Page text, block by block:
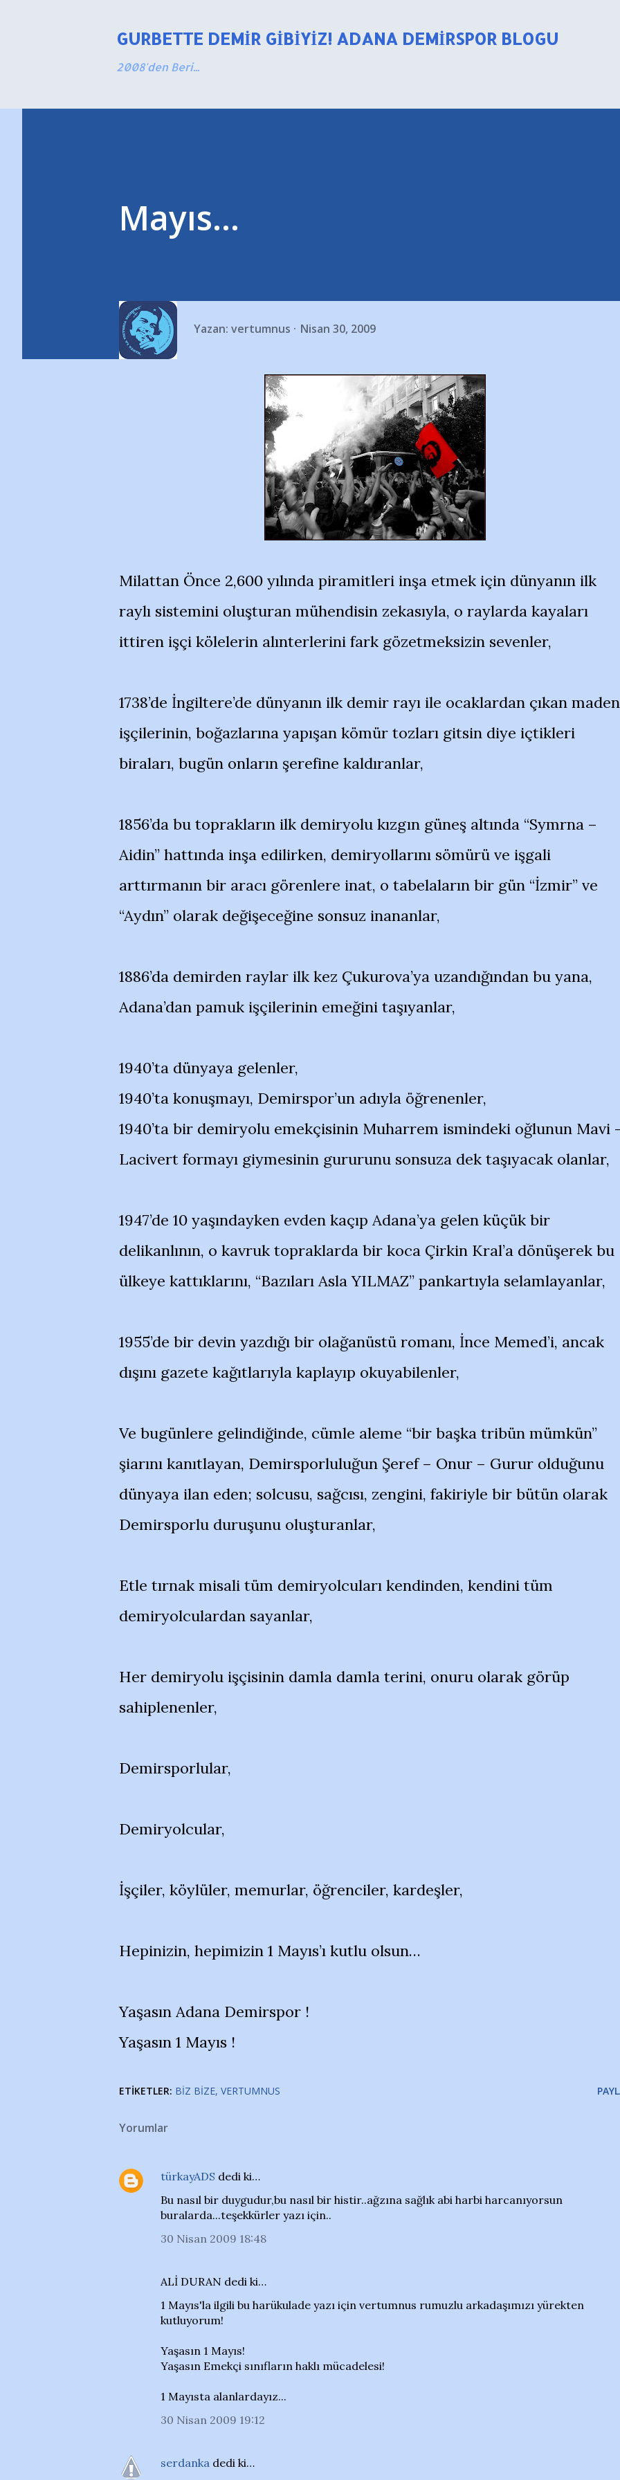
GURBETTE DEMIR GIBIYIZ! ADANA DEMIRSPOR BLOGU
2008'den Beri...
Mayıs...
Yazan: vertumnus Nisan 30, 2009
Milattan Önce 2,600 yılında piramitleri inşa etmek için dünyanın ilk
raylı sistemini oluşturan mühendisin zekasıyla, o raylarda kayaları
ittiren işçi kölelerin alınterlerini fark gözetmeksizin sevenler,
1738’de İngiltere’de dünyanın ilk demir rayı ile ocaklardan çıkan maden
işçilerinin, boğazlarına yapışan kömür tozları gitsin diye içtikleri
biraları, bugün onların şerefine kaldıranlar,
1856’da bu toprakların ilk demiryolu kızgın güneş altında “Symrna –
Aidin” hattında inşa edilirken, demiryollarını sömürü ve işgali
arttırmanın bir aracı görenlere inat, o tabelaların bir gün “İzmir” ve
“Aydın” olarak değişeceğine sonsuz inananlar,
1886’da demirden raylar ilk kez Çukurova’ya uzandığından bu yana,
Adana’dan pamuk işçilerinin emeğini taşıyanlar,
1940’ta dünyaya gelenler,
1940’ta konuşmayı, Demirspor’un adıyla öğrenenler,
1940’ta bir demiryolu emekçisinin Muharrem ismindeki oğlunun Mavi
Lacivert formayı giymesinin gururunu sonsuza dek taşıyacak olanlar,
1947’de 10 yaşındayken evden kaçıp Adana’ya gelen küçük bir
delikanlının, o kavruk topraklarda bir koca Çirkin Kral’a dönüşerek bu
ülkeye kattıklarını, “Bazıları Asla YILMAZ” pankartıyla selamlayanlar,
1955’de bir devin yazdığı bir olağanüstü romanı, İnce Memed’i, ancak
dışını gazete kağıtlarıyla kaplayıp okuyabilenler,
Ve bugünlere gelindiğinde, cümle aleme “bir başka tribün mümkün”
şiarını kanıtlayan, Demirsporluluğun Şeref – Onur – Gurur olduğunu
dünyaya ilan eden; solcusu, sağcısı, zengini, fakiriyle bir bütün olarak
Demirsporlu duruşunu oluşturanlar,
Etle tırnak misali tüm demiryolcuları kendinden, kendini tüm
demiryolculardan sayanlar,
Her demiryolu işçisinin damla damla terini, onuru olarak görüp
sahiplenenler,
Demirsporlular,
Demiryolcular,
İşçiler, köylüler, memurlar, öğrenciler, kardeşler,
Hepinizin, hepimizin 1 Mayıs’ı kutlu olsun…
Yaşasın Adana Demirspor !
Yaşasın 1 Mayıs !
ETIKETLER: BIZ BIZE VERTUMNUS
Yorumlar
türkayADS dedi ki…
Bu nasıl bir duygudur,bu nasıl bir histir..ağzına sağlık abi harbi harcanıyorsun
buralarda...teşekkürler yazı için..
30 Nisan 2009 18:48
ALİ DURAN dedi ki…
1 Mayıs'la ilgili bu harükulade yazı için vertumnus rumuzlu arkadaşımızı yürekten
kutluyorum!
Yaşasın 1 Mayıs!
Yaşasın Emekçi sınıfların haklı mücadelesi!
1 Mayısta alanlardayız...
30 Nisan 2009 19:12
serdanka dedi ki…